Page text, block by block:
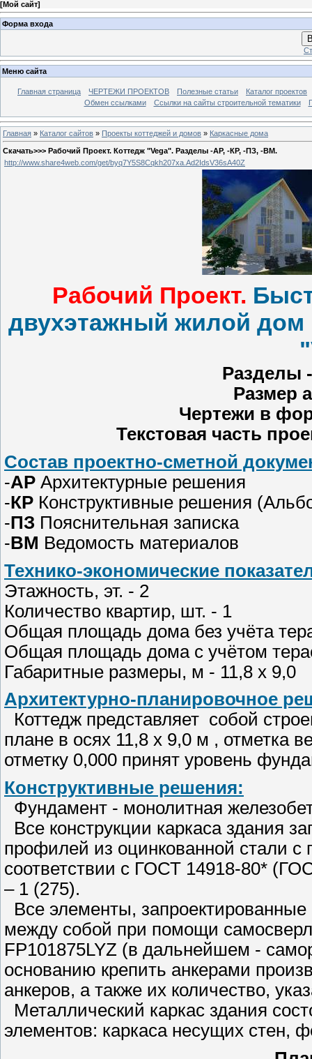
[Мой сайт]
Форма входа
Меню сайта
Главная страница ЧЕРТЕЖИ ПРОЕКТОВ Полезные статьи
Каталог проектов
Обмен ссылками
Ссылки на сайты строительной тематики
Главная » Каталог сайтов » Проекты коттеджей и домов » Каркасные дома
Скачать>>> Рабочий Проект. Коттедж "Vega". Разделы -АР, -КР, -ПЗ, -ВМ.
http://www.share4web.com/get/byq7Y5S8Cqkh207xa.Ad2IdsV36sA40Z
Рабочий Проект.
двухэтажный жилой дом
Разделы
Размер
Чертежи в
Текстовая часть
Состав проектно-сметной
-АР Архитектурные решения
-КР Конструктивные решения
-ПЗ Пояснительная записка
-ВМ Ведомость материалов
Технико-экономические
Этажность, эт. - 2
Количество квартир, шт. - 1
Общая площадь дома без учёта
Общая площадь дома с учётом
Габаритные размеры, м - 11,8 х 9,0
Архитектурно-планировочное
Коттедж представляет собой
плане в осях 11,8 х 9,0 м , отметка
отметку 0,000 принят уровень
Конструктивные решения:
Фундамент - монолитная
Все конструкции каркаса здания
профилей из оцинкованной стали
соответствии с ГОСТ 14918-80*
– 1 (275).
Все элементы,
между собой при помощи
FP101875LYZ (в дальнейшем -
основанию крепить анкерами
анкеров, а также их количество,
Металлический каркас здания
элементов: каркаса несущих стен,